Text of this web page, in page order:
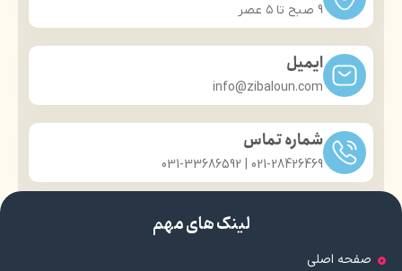
9 صبح تا ۵ عصر
ایمیل
info@zibaloun.com
شماره تماس
021-28426469 | 031-33686592
لینک های مهم
صفحه اصلی